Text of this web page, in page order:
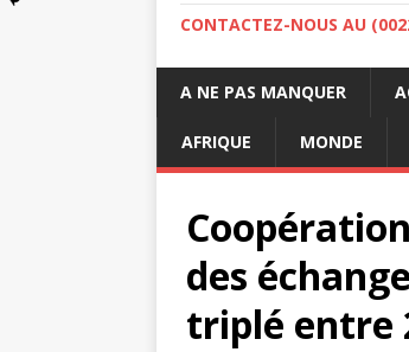
CONTACTEZ-NOUS AU
A NE PAS MANQUER
AFRIQUE MONDE
des
triplé entre